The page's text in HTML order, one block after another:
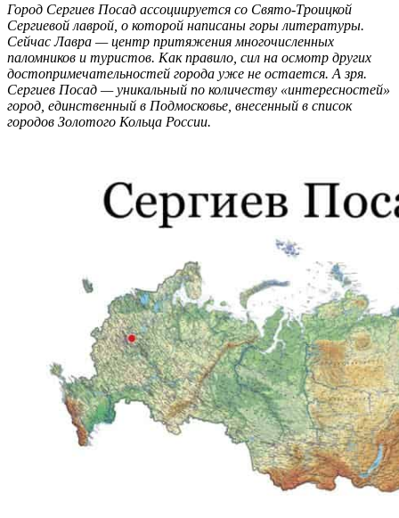
Город Сергиев Посад ассоциируется со Свято-Троицкой
Сергиевой лаврой, о которой написаны горы литературы.
Сейчас Лавра — центр притяжения многочисленных
паломников и туристов. Как правило, сил на осмотр других
достопримечательностей города уже не остается. А зря.
Сергиев Посад — уникальный по количеству «интересностей»
город, единственный в Подмосковье, внесенный в список
городов Золотого Кольца России.